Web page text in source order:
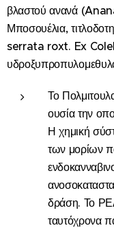
βλαστού ανανά
Μποσουέλια,
serrata roxt. Ex
Το
ουσία την
Η χημική
των μορίων
δράση. Το ΡΕΑ
ταυτόχρονα